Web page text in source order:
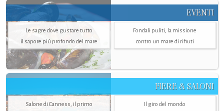
EVENTI
Le sagre dove gustare tutto
il sapore più profondo del mare
Fondali puliti, la missione
contro un mare di rifiuti
FIERE & SALONI
Salone di Canness, il primo
Il giro del mondo